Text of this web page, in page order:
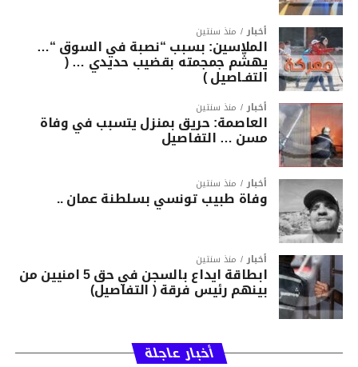
أخبار منذ سنتين
الملاسين: بسبب “نصبة في السوق “…
يهشّم جمجمته بقضيب حديدي … (
التفـاصيل )
أخبار منذ سنتين
العاصمة: حريق بمنزل يتسبب في وفاة
مسن … التفاصيل
أخبار منذ سنتين
وفاة طبيب تونسي بسلطنة عمان ..
أخبار منذ سنتين
ابطاقة ايداع بالسجن في حق 5 امنيين من
بينهم رئيس فرقة ( التفاصيل)
أخبار عاجلة